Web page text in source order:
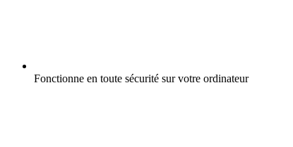
Fonctionne en toute sécurité sur votre ordinateur